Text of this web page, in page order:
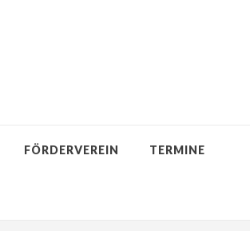
FÖRDERVEREIN TERMINE